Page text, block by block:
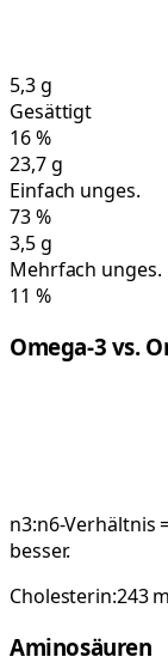
5,3g
Gesättigt
16%
23,7g
Einfach unges.
73%
3,5g
Mehrfach unges.
11 %
Omega-3 vs.
n3:n6-Verhältnis
besser.
Cholesterin:243
Aminosäuren